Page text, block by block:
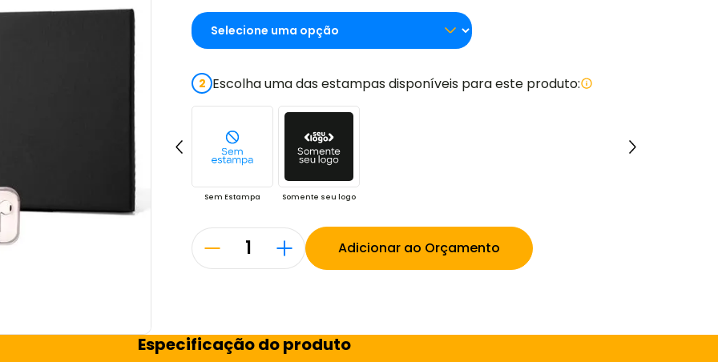
2 Escolha uma das estampas disponíveis para este produto:
Sem Estampa Somente seu logo
Adicionar ao Orçamento
Especificação do produto